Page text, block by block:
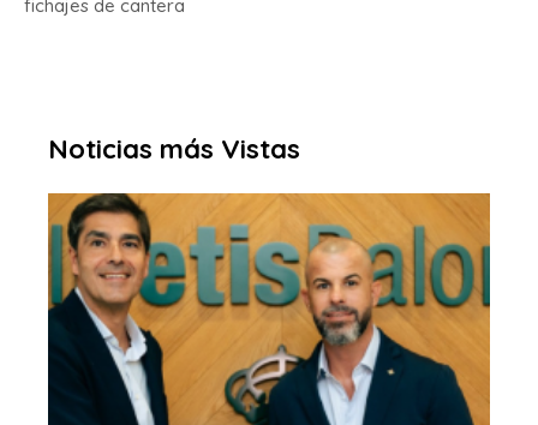
fichajes de cantera
Noticias más Vistas